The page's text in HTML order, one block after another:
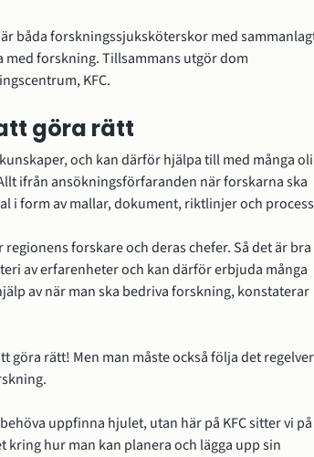
båda forskningssjuksköterskor med
med forskning. Tillsammans utgör dom
KFC.
göra rätt
och kan därför hjälpa till med många
ifrån ansökningsförfaranden när forskarna ska
i form av mallar, dokument, riktlinjer och
forskare och deras chefer. Så det är
av erfarenheter och kan därför erbjuda många
av när man ska bedriva forskning, konstaterar
göra rätt! Men man måste också följa det
uppfinna hjulet, utan här på KFC sitter vi på
kring hur man kan planera och lägga upp sin